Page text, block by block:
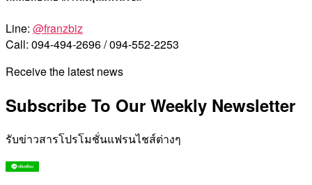
Line: @franzbiz
Call: 094-494-2696 / 094-552-2253
Receive the latest news
Subscribe To Our Weekly Newsletter
รับข่าวสารโปรโมชั่นแฟรนไชส์ต่างๆ